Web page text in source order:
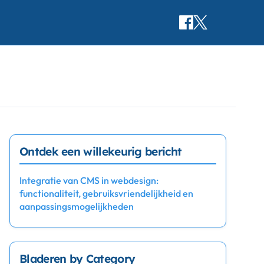
Ontdek een willekeurig bericht
Integratie van CMS in webdesign:
functionaliteit, gebruiksvriendelijkheid en
aanpassingsmogelijkheden
Bladeren by Category